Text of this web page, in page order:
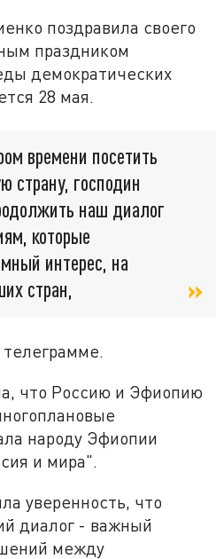
поздравила своего
праздником
демократических
28 мая.
времени посетить
страну, господин
наш диалог
которые
интерес, на
стран,
что Россию и Эфиопию
народу Эфиопии
и мира".
уверенность, что
диалог - важный
между